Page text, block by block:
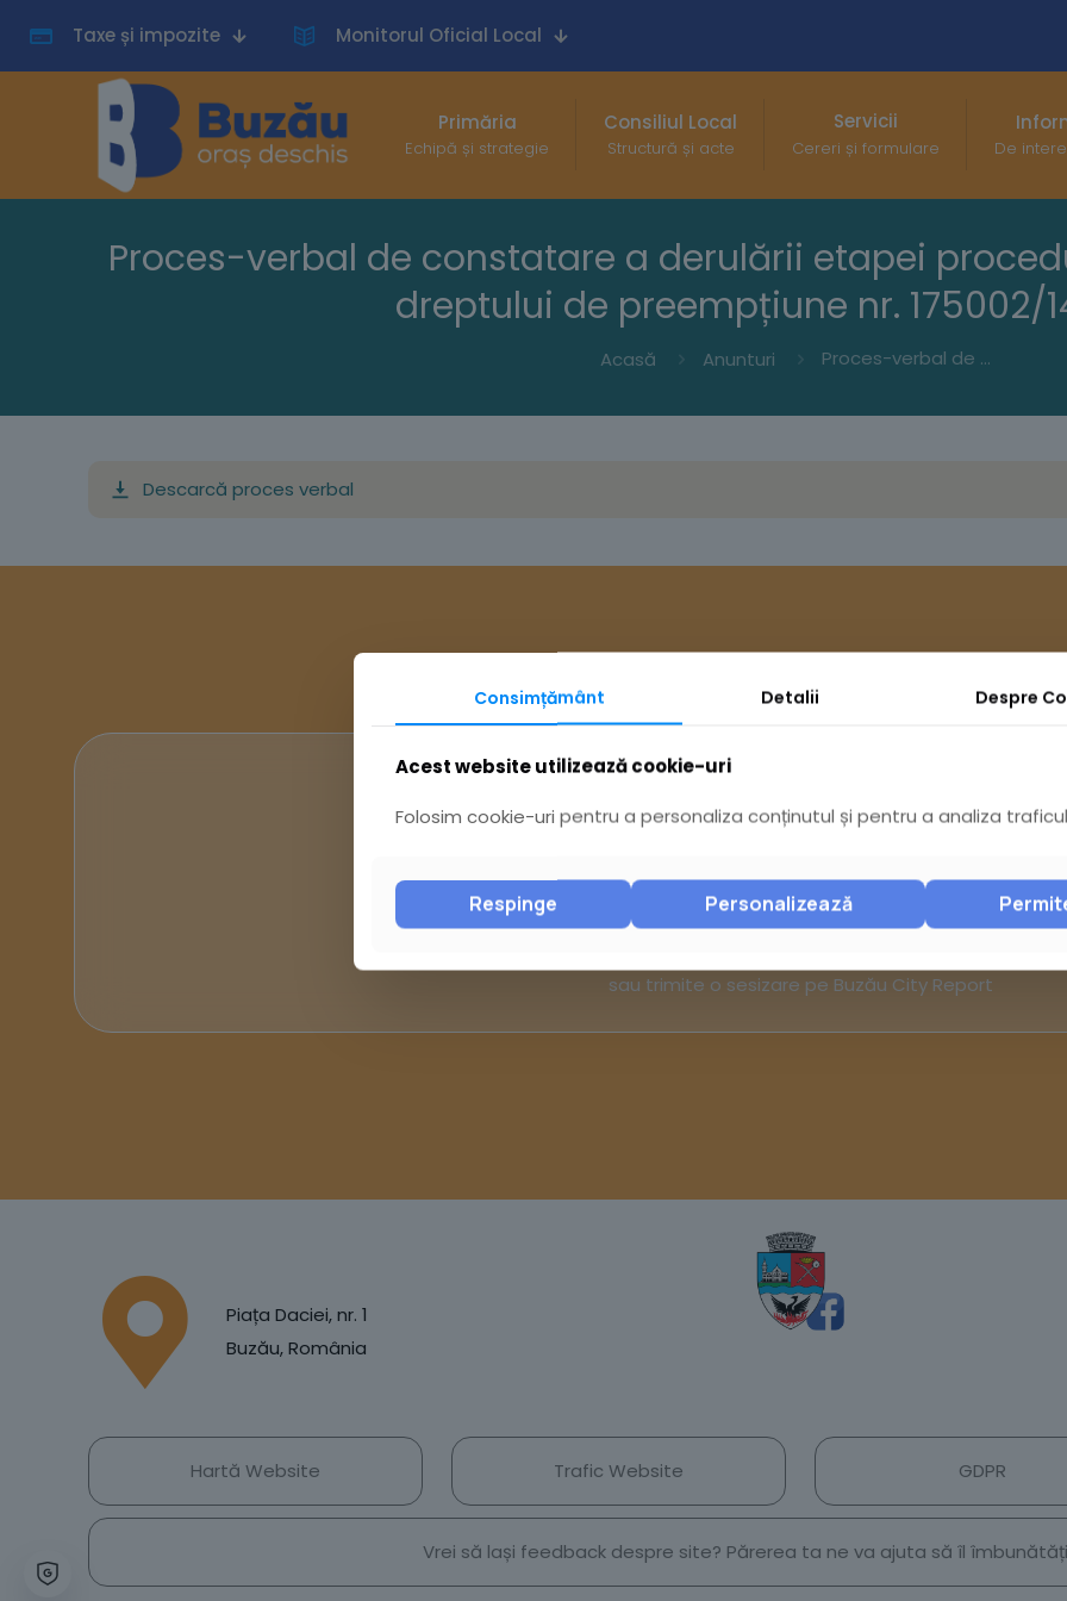
Taxe și impozite Monitorul Oficial Local
Primăria
Echipă și strategie
Consiliul Local
Structură și acte
Servicii
Cereri și formulare De
Proces-verbal de constatare a derulării etapei
dreptului de preempțiune nr. 175002/
Acasă Anunturi Proces-verbal de constatare a derulării etapei procedurale privind exercitarea dreptului de preempțiune nr. 175002/14.11.2025
Descarcă proces verbal
Ai întrebări?
Pagina Contact
sau trimite o sesizare pe Buzău City Report
Piața Daciei, nr. 1
Buzău, România
Hartă Website Trafic Website GDPR
Vrei să lași feedback despre site? Părerea ta ne va ajuta să îl
Consimțământ Detalii Despre
Acest website utilizează cookie-uri
Folosim cookie-uri pentru a personaliza conținutul și pentru a analiza
Respinge Personalizează